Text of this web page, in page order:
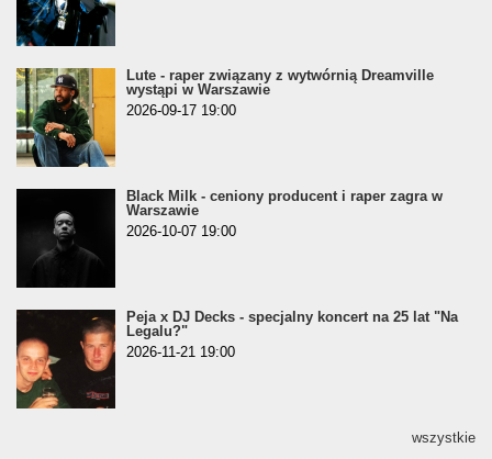
Lute - raper związany z wytwórnią Dreamville
wystąpi w Warszawie
2026-09-17 19:00
Black Milk - ceniony producent i raper zagra w
Warszawie
2026-10-07 19:00
Peja x DJ Decks - specjalny koncert na 25 lat "Na
Legalu?"
2026-11-21 19:00
wszystkie